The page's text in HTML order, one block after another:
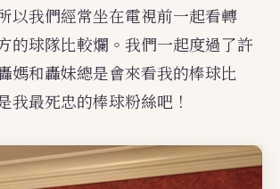
以我們經常坐在電視前一起看轉
的球隊比較爛。我們一起度過了許
媽和轟妹總是會來看我的棒球比
我最死忠的棒球粉絲吧！